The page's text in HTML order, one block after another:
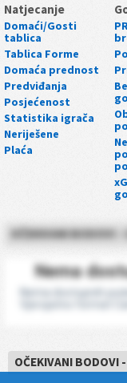
Natjecanje
Domaći/Gosti
tablica
Tablica Forme
Domaća prednost
Predviđanja
Posjećenost
Statistika igrača
Neriješene
Plaća
OČEKIVANI BODOVI -
Nema
Nema dostupnih
OČEKIVANI BODOVI